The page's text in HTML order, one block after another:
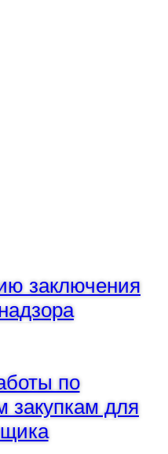
заключения
по
закупкам для